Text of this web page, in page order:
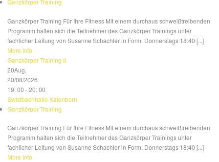
Ganzkörper Training
Ganzkörper Training Für Ihre Fitness Mit einem durchaus schweißtreibenden
Programm halten sich die Teilnehmer des Ganzkörper Trainings unter
fachlicher Leitung von Susanne Schachler in Form. Donnerstags 18:40 [...]
More Info
Ganzkörper Training II
20Aug.
20/08/2026
19: 00 - 20: 00
Swistbachhalle Kalenborn
Ganzkörper Training
Ganzkörper Training Für Ihre Fitness Mit einem durchaus schweißtreibenden
Programm halten sich die Teilnehmer des Ganzkörper Trainings unter
fachlicher Leitung von Susanne Schachler in Form. Donnerstags 18:40 [...]
More Info